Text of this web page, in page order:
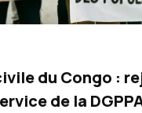
du Congo :
de la